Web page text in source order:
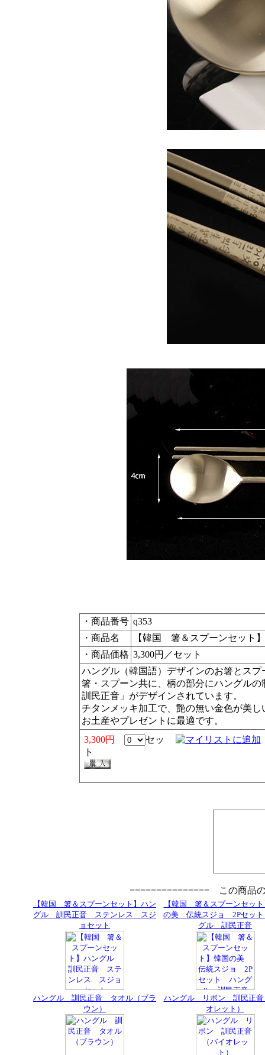
・商品番号 q353
・商品名
【韓国 箸＆スプーンセッ
・商品価格 3,300円／セット
ハングル（韓国語）デザインのお箸とスプ
箸・スプーン共に、柄の部分にハングルの
訓民正音」がデザインされています。
チタンメッキ加工で、艶の無い金色が美し
お土産やプレゼントに最適です。
3,300円
セッ
ト
=============== この商品
【韓国 箸＆スプーンセット】ハン
グル 訓民正音 ステンレス スジ
ョセット
【韓国 箸＆スプーンセッ
の美 伝統スジョ 2Pセッ
グル 訓民正音
ハングル 訓民正音 タオル（ブラ
ウン）
ハングル リボン 訓民正音
オレット）